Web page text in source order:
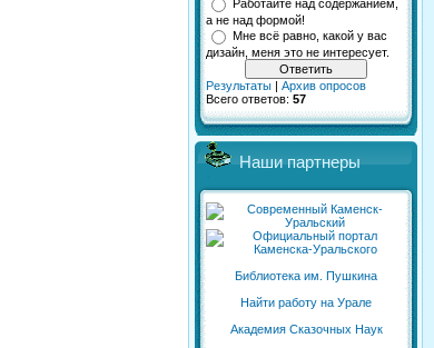
Работайте над содержанием,
а не над формой!
Мне всё равно, какой у вас
дизайн, меня это не интересует.
Результаты | Архив опросов
Всего ответов: 57
Наши партнеры
Библиотека им. Пушкина
Найти работу на Урале
Академия Сказочных Наук